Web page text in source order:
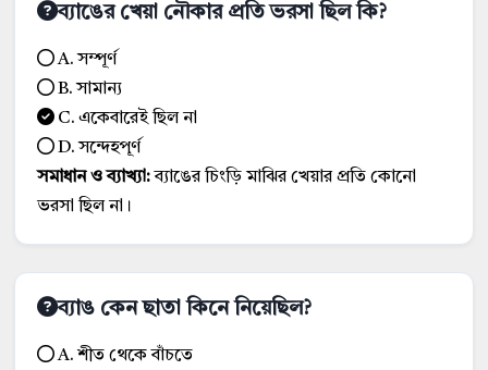
ব্যাঙের খেয়া নৌকার প্রতি ভরসা ছিল কি?
A. সম্পূর্ণ
B. সামান্য
C. একেবারেই ছিল না
D. সন্দেহপূর্ণ
সমাধান ও ব্যাখ্যা:ব্যাঙের চিংড়ি মাঝির খেয়ার প্রতি কোনো
ভরসা ছিল না।
ব্যাঙ কেন ছাতা কিনে নিয়েছিল?
A. শীত থেকে বাঁচতে